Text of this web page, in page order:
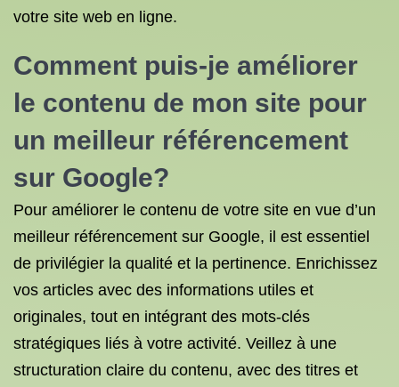
votre site web en ligne.
Comment puis-je améliorer
le contenu de mon site pour
un meilleur référencement
sur Google?
Pour améliorer le contenu de votre site en vue d’un
meilleur référencement sur Google, il est essentiel
de privilégier la qualité et la pertinence. Enrichissez
vos articles avec des informations utiles et
originales, tout en intégrant des mots-clés
stratégiques liés à votre activité. Veillez à une
structuration claire du contenu, avec des titres et